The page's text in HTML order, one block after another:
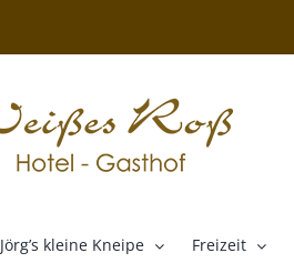
Jörg’s kleine Kneipe Freizeit